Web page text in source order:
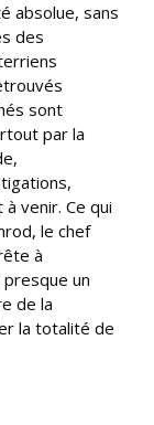
absolue, sans
des
sont
par la
venir. Ce qui
le chef
à
un
de la
la totalité de